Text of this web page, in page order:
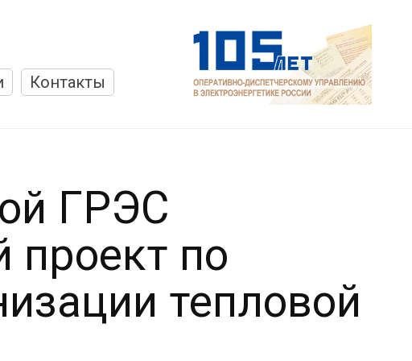
Контакты
ГРЭС
проект по
тепловой